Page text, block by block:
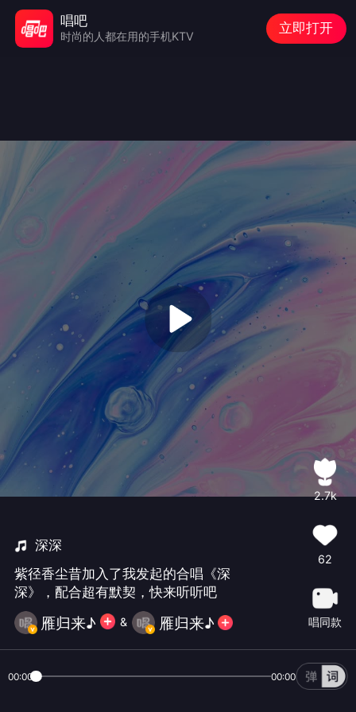
深深
紫径香尘昔加入了我发起的合唱《深
深》，配合超有默契，快来听听吧
雁归来♪ & 雁归来♪
2.7k
62
唱同款
00:00 00:00
唱吧
时尚的人都在用的手机KTV
立即打开